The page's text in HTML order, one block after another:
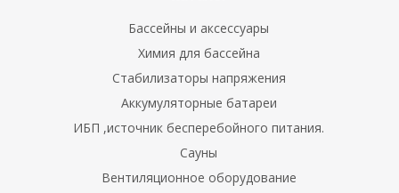
Бассейны и аксессуары
Химия для бассейна
Стабилизаторы напряжения
Аккумуляторные батареи
ИБП ,источник бесперебойного питания.
Сауны
Вентиляционное оборудование